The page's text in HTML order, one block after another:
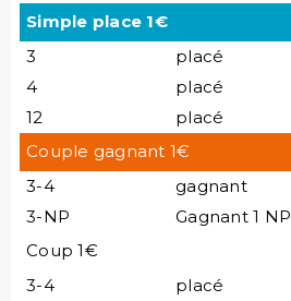
Simple place 1€
3
placé
4
placé
12
placé
Couple gagnant 1€
3-4
gagnant
3-NP
Gagnant 1 NP
Coup 1€
3-4
placé